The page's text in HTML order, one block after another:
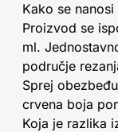
Kako se
Proizvod se
ml.
područje
Sprej
crvena boja
Koja je razlika